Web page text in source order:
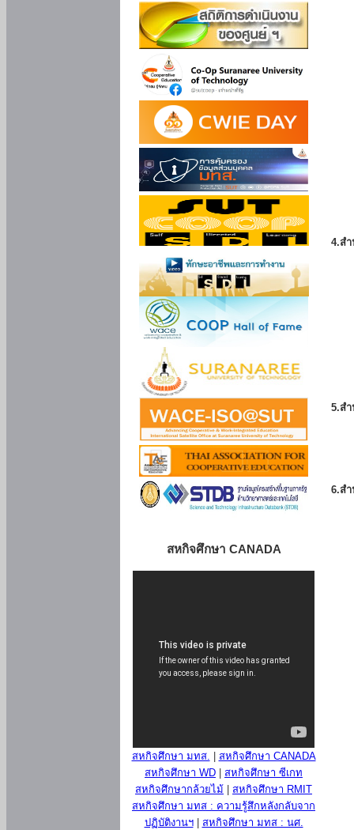
สหกิจศึกษา CANADA
สหกิจศึกษา มทส.
สหกิจศึกษา CANADA
สหกิจศึกษา WD
สหกิจศึกษา ซีเกท
สหกิจศึกษากล้วยไม้
สหกิจศึกษา RMIT
สหกิจศึกษา มทส : ความรู้สึกหลังกลับจาก
ปฏิบัติงานฯ| สหกิจศึกษา มทส : นศ.
4.ส
5.ส
6.ส